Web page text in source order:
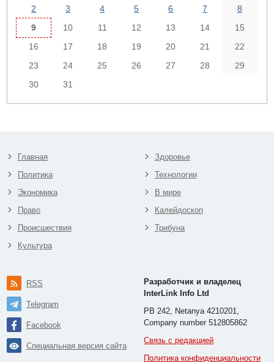
2
3 4 5 6 7
8
9
10 11 12 13 14
15
16
17 18 19 20 21
22
23
24 25 26 27 28
29
30
31
Главная
Политика
Экономика
Право
Происшествия
Культура
Здоровье
Технологии
В мире
Калейдоскоп
Трибуна
RSS
Telegram
Facebook
Специальная версия сайта
Разработчик и владелец
InterLink Info Ltd
PB 242, Netanya 4210201,
Company number 512805862
Связь с редакцией
Политика конфиденциальности